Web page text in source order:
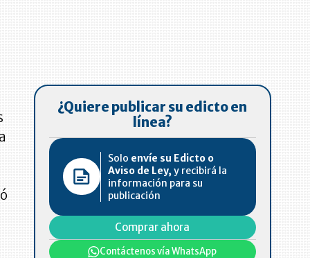
¿Quiere publicar su edicto en
línea?
Solo envíe su Edicto o
Aviso de Ley, y recibirá la
información para su
publicación
Comprar ahora
Contáctenos vía WhatsApp